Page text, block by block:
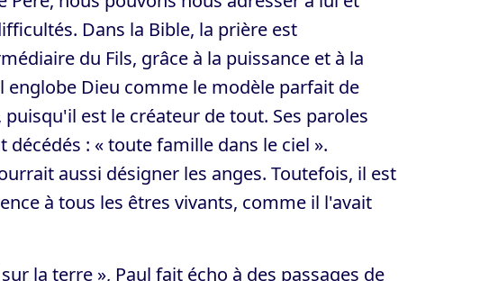
Dans la Bible, la prière est
du Fils, grâce à la puissance et à la
englobe Dieu comme le modèle parfait de
est le créateur de tout. Ses paroles
: « toute famille dans le ciel ».
aussi désigner les anges. Toutefois, il est
à tous les êtres vivants, comme il l'avait
la terre », Paul fait écho à des passages de